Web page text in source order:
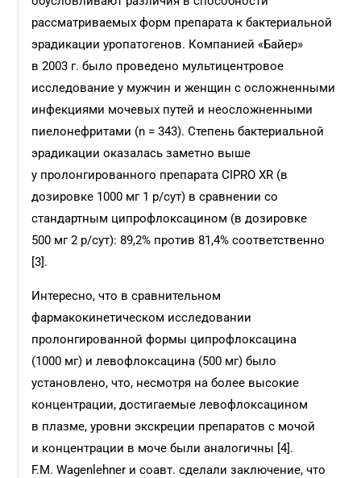
рассматриваемых форм препарата к бактериальной
эрадикации уропатогенов. Компанией «Байер»
в 2003 г. было проведено мультицентровое
исследование у мужчин и женщин с осложненными
инфекциями мочевых путей и неосложненными
пиелонефритами (n = 343). Степень бактериальной
эрадикации оказалась заметно выше
у пролонгированного препарата CIPRO XR (в
дозировке 1000 мг 1 р/сут) в сравнении со
стандартным ципрофлоксацином (в дозировке
500 мг 2 р/сут): 89,2% против 81,4% соответственно
[3].
Интересно, что в сравнительном
фармакокинетическом исследовании
пролонгированной формы ципрофлоксацина
(1000 мг) и левофлоксацина (500 мг) было
установлено, что, несмотря на более высокие
концентрации, достигаемые левофлоксацином
в плазме, уровни экскреции препаратов с мочой
и концентрации в моче были аналогичны [4].
F.M. Wagenlehner и соавт. сделали заключение, что